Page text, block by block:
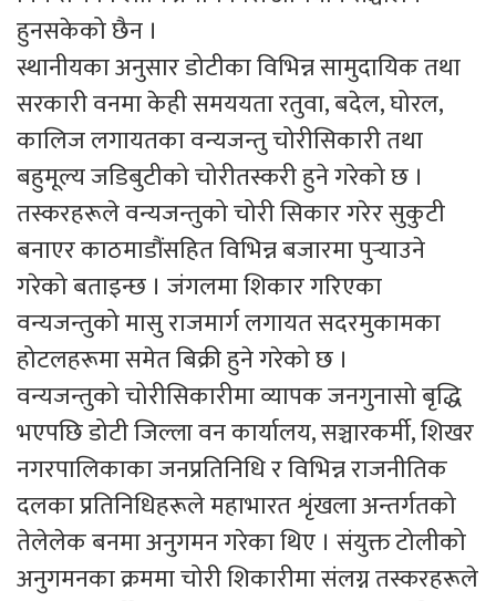
हुनसकेको छैन ।
स्थानीयका अनुसार डोटीका विभिन्न सामुदायिक तथा
सरकारी वनमा केही समययता रतुवा, बदेल, घोरल,
कालिज लगायतका वन्यजन्तु चोरीसिकारी तथा
बहुमूल्य जडिबुटीको चोरीतस्करी हुने गरेको छ ।
तस्करहरूले वन्यजन्तुको चोरी सिकार गरेर सुकुटी
बनाएर काठमाडौंसहित विभिन्न बजारमा पुर्‍याउने
गरेको बताइन्छ । जंगलमा शिकार गरिएका
वन्यजन्तुको मासु राजमार्ग लगायत सदरमुकामका
होटलहरूमा समेत बिक्री हुने गरेको छ ।
वन्यजन्तुको चोरीसिकारीमा व्यापक जनगुनासो बृद्धि
भएपछि डोटी जिल्ला वन कार्यालय, सञ्चारकर्मी, शिखर
नगरपालिकाका जनप्रतिनिधि र विभिन्न राजनीतिक
दलका प्रतिनिधिहरूले महाभारत शृंखला अन्तर्गतको
तेलेलेक बनमा अनुगमन गरेका थिए । संयुक्त टोलीको
अनुगमनका क्रममा चोरी शिकारीमा संलग्न तस्करहरूले